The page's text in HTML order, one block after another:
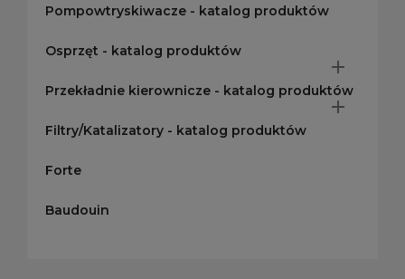
Pompowtryskiwacze - katalog produktów
Osprzęt - katalog produktów

Przekładnie kierownicze - katalog produktów

Filtry/Katalizatory - katalog produktów
Forte
Baudouin